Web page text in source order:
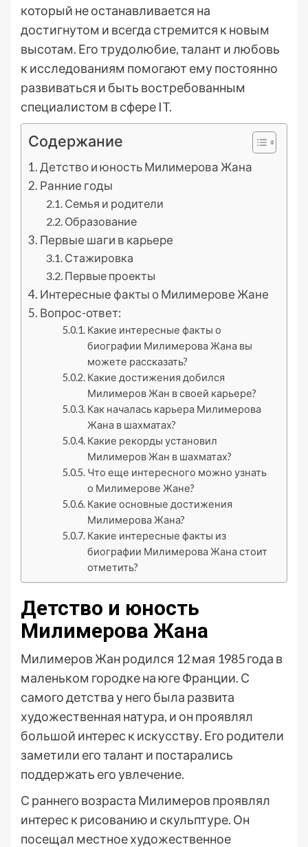
который не останавливается на
достигнутом и всегда стремится к новым
высотам. Его трудолюбие, талант и любовь
к исследованиям помогают ему постоянно
развиваться и быть востребованным
специалистом в сфере IT.
Содержание
Детство и юность Милимерова Жана
Ранние годы
Семья и родители
Образование
Первые шаги в карьере
Стажировка
Первые проекты
Интересные факты о Милимерове Жане
Вопрос-ответ:
Какие интересные факты о
биографии Милимерова Жана вы
можете рассказать?
Какие достижения добился
Милимеров Жан в своей карьере?
Как началась карьера Милимерова
Жана в шахматах?
Какие рекорды установил
Милимеров Жан в шахматах?
Что еще интересного можно узнать
о Милимерове Жане?
Какие основные достижения
Милимерова Жана?
Какие интересные факты из
биографии Милимерова Жана стоит
отметить?
Детство и юность
Милимерова Жана
Милимеров Жан родился 12 мая 1985 года в
маленьком городке на юге Франции. С
самого детства у него была развита
художественная натура, и он проявлял
большой интерес к искусству. Его родители
заметили его талант и постарались
поддержать его увлечение.
С раннего возраста Милимеров проявлял
интерес к рисованию и скульптуре. Он
посещал местное художественное